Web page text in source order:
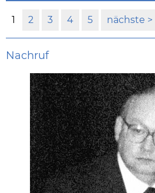
1 2 3 4 5 nächste
Nachruf